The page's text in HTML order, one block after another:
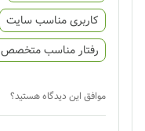
کاربری مناسب سایت
رفتار مناسب متخصص
موافق این دیدگاه هستید؟